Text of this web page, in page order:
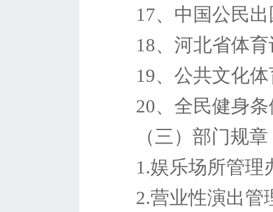
17、中国公民
18、河北省体
19、公共文化
20、全民健身条
（三）部门规章
1.娱乐场所管理
2.营业性演出管